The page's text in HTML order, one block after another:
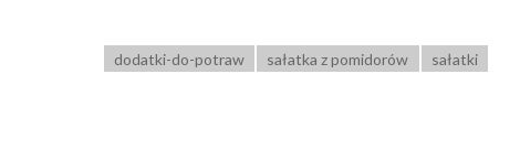
dodatki-do-potraw sałatka z pomidorów sałatki